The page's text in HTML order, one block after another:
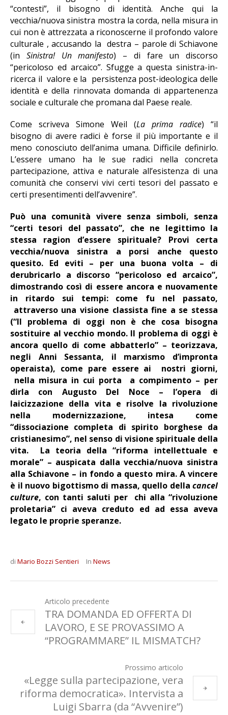
“contesti”, il bisogno di identità. Anche qui la
vecchia/nuova sinistra mostra la corda, nella misura in
cui non è attrezzata a riconoscerne il profondo valore
culturale , accusando la destra – parole di Schiavone
(in Sinistra! Un manifesto) – di fare un discorso
“pericoloso ed arcaico”. Sfugge a questa sinistra-in-
ricerca il valore e la persistenza post-ideologica delle
identità e della rinnovata domanda di appartenenza
sociale e culturale che promana dal Paese reale.
Come scriveva Simone Weil (La prima radice) “il
bisogno di avere radici è forse il più importante e il
meno conosciuto dell’anima umana. Difficile definirlo.
L’essere umano ha le sue radici nella concreta
partecipazione, attiva e naturale all’esistenza di una
comunità che conservi vivi certi tesori del passato e
certi presentimenti dell’avvenire”.
Può una comunità vivere senza simboli, senza
“certi tesori del passato”, che ne legittimo la
stessa ragion d’essere spirituale? Provi certa
vecchia/nuova sinistra a porsi anche questo
quesito. Ed eviti – per una buona volta – di
derubricarlo a discorso “pericoloso ed arcaico”,
dimostrando così di essere ancora e nuovamente
in ritardo sui tempi: come fu nel passato,
attraverso una visione classista fine a se stessa
(“Il problema di oggi non è che cosa bisogna
sostituire al vecchio mondo. Il problema di oggi è
ancora quello di come abbatterlo” – teorizzava,
negli Anni Sessanta, il marxismo d’impronta
operaista), come pare essere ai nostri giorni,
nella misura in cui porta a compimento – per
dirla con Augusto Del Noce – l’opera di
laicizzazione della vita e risolve la rivoluzione
nella modernizzazione, intesa come
“dissociazione completa di spirito borghese da
cristianesimo”, nel senso di visione spirituale della
vita. La teoria della “riforma intellettuale e
morale” – auspicata dalla vecchia/nuova sinistra
alla Schiavone – in fondo a questo mira. A vincere
è il nuovo bigottismo di massa, quello della cancel
culture, con tanti saluti per chi alla “rivoluzione
proletaria” ci aveva creduto ed ad essa aveva
legato le proprie speranze.
di Mario Bozzi Sentieri In News
Articolo precedente
TRA DOMANDA ED OFFERTA DI
LAVORO, E SE PROVASSIMO A
“PROGRAMMARE” IL MISMATCH?
Prossimo articolo
«Legge sulla partecipazione, vera
riforma democratica». Intervista a
Luigi Sbarra (da “Avvenire”)